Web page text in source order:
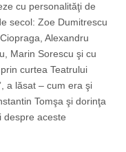
cu personalităţi de
secol: Zoe Dumitrescu
Alexandru
Marin Sorescu şi cu
curtea Teatrului
a lăsat – cum era şi
Tomşa şi dorinţa
despre aceste